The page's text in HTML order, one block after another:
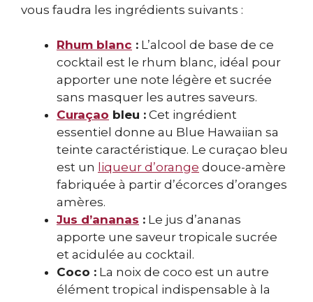
vous faudra les ingrédients suivants :
Rhum blanc : L’alcool de base de ce
cocktail est le rhum blanc, idéal pour
apporter une note légère et sucrée
sans masquer les autres saveurs.
Curaçao bleu : Cet ingrédient
essentiel donne au Blue Hawaiian sa
teinte caractéristique. Le curaçao bleu
est un liqueur d’orange douce-amère
fabriquée à partir d’écorces d’oranges
amères.
Jus d’ananas : Le jus d’ananas
apporte une saveur tropicale sucrée
et acidulée au cocktail.
Coco : La noix de coco est un autre
élément tropical indispensable à la